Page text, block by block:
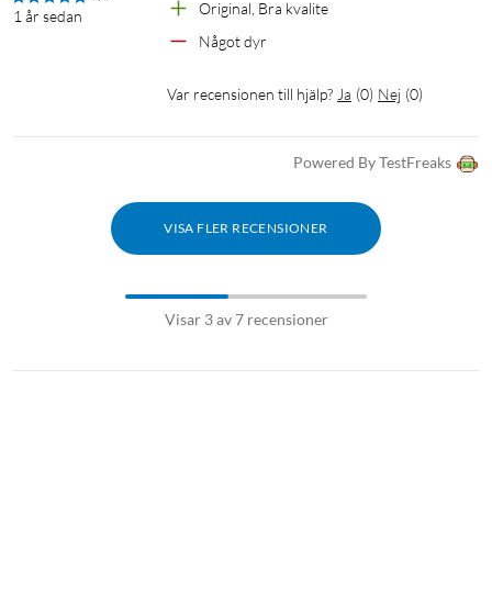
1 år sedan
Original, Bra kvalite
Något dyr
Var recensionen till hjälp? Ja (0) Nej (0)
Powered By TestFreaks
VISA FLER RECENSIONER
Visar 3 av 7 recensioner